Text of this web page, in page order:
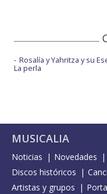
Rosalía y Yahritza y su
La perla
MUSICALIA
Noticias Novedades
Discos históricos
Artistas y grupos